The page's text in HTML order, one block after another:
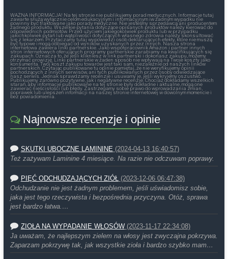
WAŻNA INFORMACJA! Na tej stronie nie publikujemy porad medycznych. Informacje tutaj
zawarte służą wyłącznie celom edukacyjnym i informacyjnym iw żadnym wypadku nie
powinny być traktowane jako porady medyczne. Nie jesteśmy sprzedawcą ani producentem
żadnego produktu. Wszelkie pytania dotyczące opisanych produktów należy kierować do
odpowiednich podmiotów. Przed użyciem jakiegokolwiek produktu lub w przypadku
jakichkolwiek pytań lub wątpliwości dotyczących własnego zdrowia należy skonsultować
się z lekarzem. Przytaczamy tutaj wypowiedzi osób deklarujących efekty, które nie muszą
być typowe i mogą odbiegać od wyników uzyskanych przez innych. Nasza strona
internetowa zawiera linki partnerskie. Jako współpracownik Amazon i partner innych
stron internetowych oferujących programy partnerskie zarabiamy na kwalifikujących się
zakupach. Oznacza to, że jeśli klikniesz w link partnerski i dokonasz zakupu, możemy
otrzymać prowizję. Linki partnerskie w żaden sposób nie wpływają na Twoje koszty jako
konsumenta. Twój koszt zakupu towarów jest taki sam, niezależnie od naszych linków
partnerskich. Czytając publikowane tu opinie pamiętaj, że nie weryfikujemy opinii
pochodzących z innych serwisów, ani tych publikowanych przez osoby odwiedzające
nasz serwis. Jednak sprawdzamy recenzje i usuwamy je, jeśli wykryjemy oszustwo.
Publikujemy zarówno pozytywne, jak i negatywne recenzje. Chociaż dokładamy wszelkich
starań, aby informacje publikowane na tej stronie były dokładne i aktualne, mogą one
zawierać nieścisłości lub błędy. Zastrzegamy sobie prawo do wprowadzania zmian,
poprawek lub ulepszeń informacji na naszej stronie internetowej w dowolnym momencie i
bez powiadomienia.
Najnowsze recenzje i opinie
SKUTKI UBOCZNE LAMININE (2024-04-13 16:40:57)
Też zażywam Laminine 4 miesiące. Na razie nie odczuwam poprawy.
PIĘĆ ODCHUDZAJĄCYCH ZIÓŁ (2023-12-06 06:47:38)
Odchudzanie nie jest żadnym problemem, jeśli uświadomisz sobie,
jaka jest tego rzeczywista i bezpośrednia przyczyna. Otóż, sprawa
jest bardzo łatwa.…
ZIOŁA NA WYPADANIE WŁOSÓW (2023-11-17 22:34:08)
Ja uważam, że najlepszym zielem na włosy jest zwyczajna pokrzywa.
Zaparzam pokrzywę tak, jak wszystkie zioła i bardzo szybko mam…